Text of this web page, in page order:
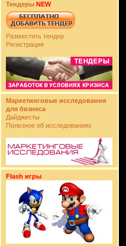
Тендеры NEW
Разместить тендер
Регистрация
Маркетинговые исследования
для бизнеса
Дайджесты
Полезное об исследованиях
Flash игры